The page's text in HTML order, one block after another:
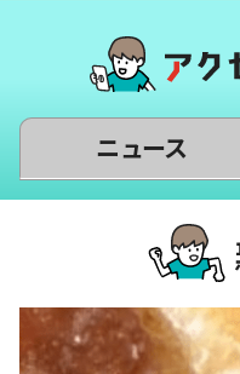
ニュース